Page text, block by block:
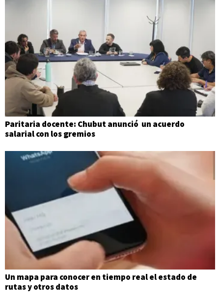
Paritaria docente: Chubut anunció un acuerdo
salarial con los gremios
Un mapa para conocer en tiempo real el estado de
rutas y otros datos